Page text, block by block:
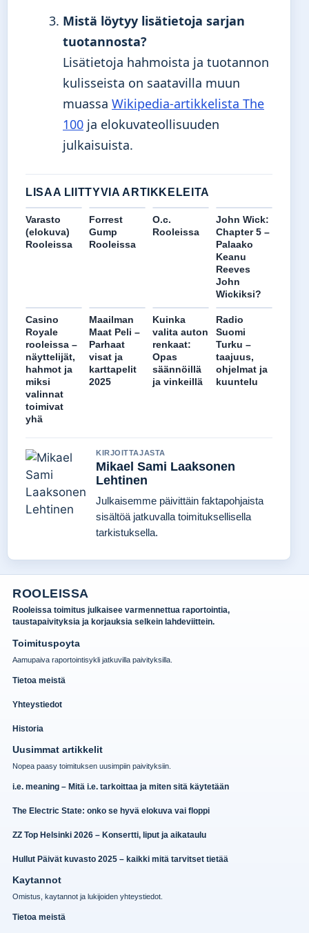
Mistä löytyy lisätietoja sarjan
tuotannosta?
Lisätietoja hahmoista ja tuotannon
kulisseista on saatavilla muun
muassa Wikipedia-artikkelista The
100 ja elokuvateollisuuden
julkaisuista.
LISAA LIITTYVIA ARTIKKELEITA
Varasto
(elokuva)
Rooleissa
Forrest
Gump
Rooleissa
O.c.
Rooleissa
John Wick:
Chapter 5 –
Palaako
Keanu
Reeves
John
Wickiksi?
Casino
Royale
rooleissa –
näyttelijät,
hahmot ja
miksi
valinnat
toimivat
yhä
Maailman
Maat Peli –
Parhaat
visat ja
karttapelit
2025
Kuinka
valita auton
renkaat:
Opas
säännöillä
ja vinkeillä
Radio
Suomi
Turku –
taajuus,
ohjelmat ja
kuuntelu
KIRJOITTAJASTA
Mikael Sami Laaksonen
Lehtinen
Julkaisemme päivittäin faktapohjaista
sisältöä jatkuvalla toimituksellisella
tarkistuksella.
ROOLEISSA
Rooleissa toimitus julkaisee varmennettua raportointia,
taustapaivityksia ja korjauksia selkein lahdeviittein.
Toimituspoyta
Aamupaiva raportointisykli jatkuvilla paivityksilla.
Tietoa meistä
Yhteystiedot
Historia
Uusimmat artikkelit
Nopea paasy toimituksen uusimpiin paivityksiin.
i.e. meaning – Mitä i.e. tarkoittaa ja miten sitä käytetään
The Electric State: onko se hyvä elokuva vai floppi
ZZ Top Helsinki 2026 – Konsertti, liput ja aikataulu
Hullut Päivät kuvasto 2025 – kaikki mitä tarvitset tietää
Kaytannot
Omistus, kaytannot ja lukijoiden yhteystiedot.
Tietoa meistä